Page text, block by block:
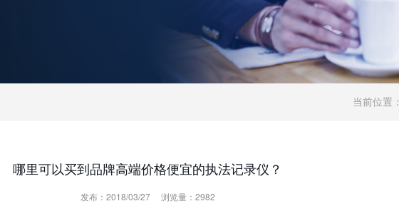
当前位置：
哪里可以买到品牌高端价格便宜的执法记录仪？
发布：2018/03/27 浏览量：2982